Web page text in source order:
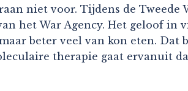
niet voor. Tijdens de Tweede
het War Agency. Het geloof in
beter veel van kon eten.
therapie gaat ervanuit